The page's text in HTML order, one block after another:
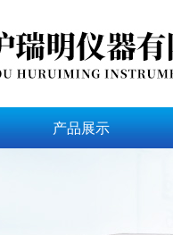
产品展示